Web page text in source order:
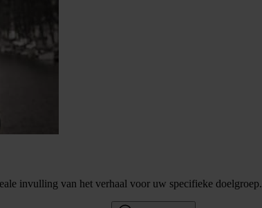
invulling van het verhaal voor uw specifieke doelgroep.